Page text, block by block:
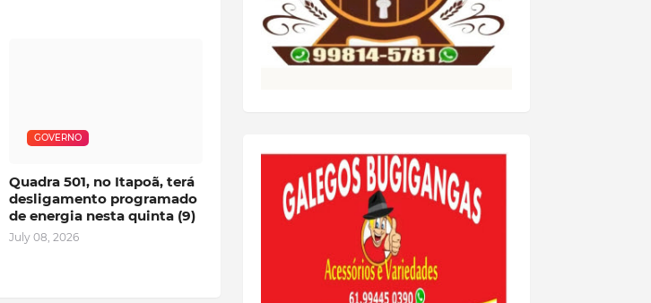
GOVERNO
Quadra 501, no Itapoã, terá
desligamento programado
de energia nesta quinta (9)
July 08, 2026